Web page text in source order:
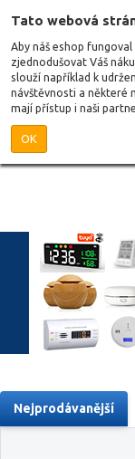
Tato webová
Aby náš eshop
zjednodušovat Váš
slouží například k
návštěvnosti a některé
mají přístup i naši
OK
Nejprodávanější